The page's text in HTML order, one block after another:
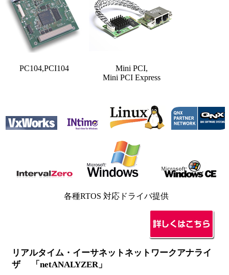
PC104,PCI104
Mini PCI,
Mini PCI Express
各種RTOS 対応ドライバ提供
リアルタイム・イーサネットネットワークアナライ
ザ 「netANALYZER」